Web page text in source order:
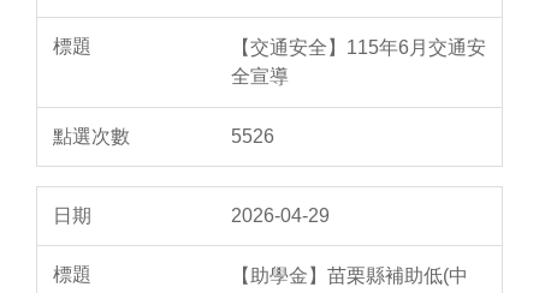
【交通安全】115年6月交通安
全宣導
5526
2026-04-29
【助學金】苗栗縣補助低(中